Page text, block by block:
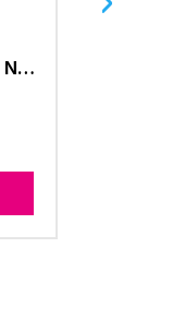
Toner HP 205A (CF530A) - NOIR